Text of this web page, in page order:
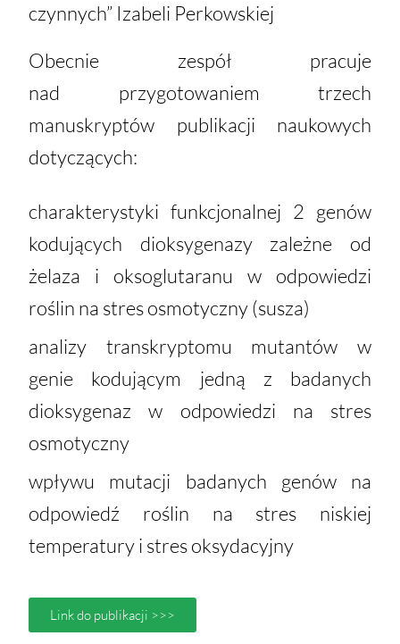
czynnych” Izabeli Perkowskiej
Obecnie zespół pracuje
nad przygotowaniem trzech
manuskryptów publikacji naukowych
dotyczących:
charakterystyki funkcjonalnej 2 genów
kodujących dioksygenazy zależne od
żelaza i oksoglutaranu w odpowiedzi
roślin na stres osmotyczny (susza)
analizy transkryptomu mutantów w
genie kodującym jedną z badanych
dioksygenaz w odpowiedzi na stres
osmotyczny
wpływu mutacji badanych genów na
odpowiedź roślin na stres niskiej
temperatury i stres oksydacyjny
Link do publikacji >>>